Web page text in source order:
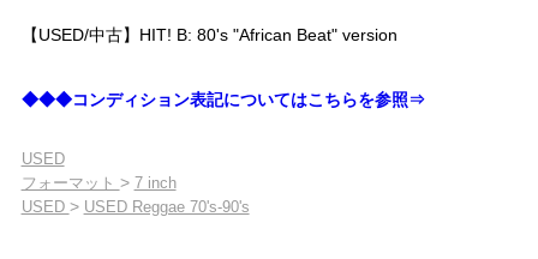
【USED/中古】HIT! B: 80's "African Beat" version
◆◆◆コンディション表記についてはこちらを参照⇒
USED
フォーマット > 7 inch
USED > USED Reggae 70's-90's